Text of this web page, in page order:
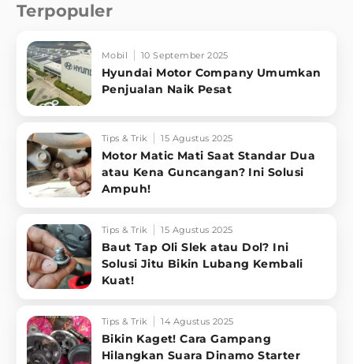
Terpopuler
Mobil 10 September 2025
Hyundai Motor Company Umumkan
Penjualan Naik Pesat
Tips & Trik 15 Agustus 2025
Motor Matic Mati Saat Standar Dua
atau Kena Guncangan? Ini Solusi
Ampuh!
Tips & Trik 15 Agustus 2025
Baut Tap Oli Slek atau Dol? Ini
Solusi Jitu Bikin Lubang Kembali
Kuat!
Tips & Trik 14 Agustus 2025
Bikin Kaget! Cara Gampang
Hilangkan Suara Dinamo Starter